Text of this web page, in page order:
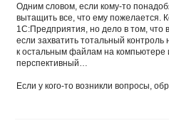
Одним словом, если кому-то
вытащить все, что ему пожелается.
1С:Предприятия, но дело в том, что
если захватить тотальный
к остальным файлам на компьютере
перспективный…
Если у кого-то возникли вопросы,